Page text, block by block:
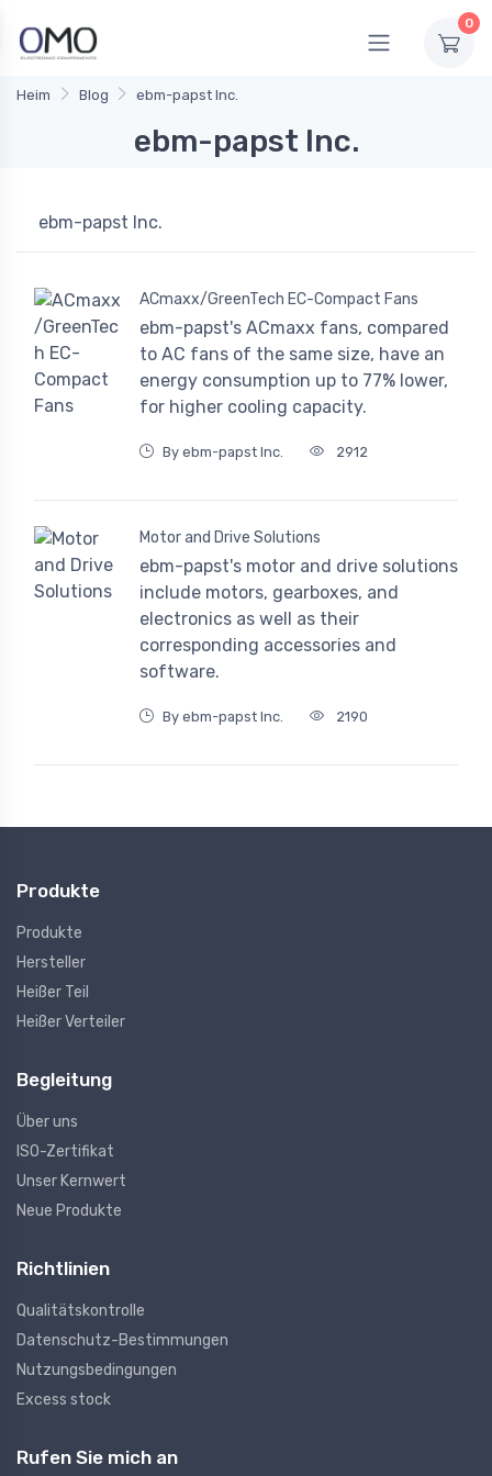
0
Heim Blog ebm-papst Inc.
ebm-papst Inc.
ebm-papst Inc.
ACmaxx/GreenTech EC-Compact Fans
ebm-papst's ACmaxx fans, compared
to AC fans of the same size, have an
energy consumption up to 77% lower,
for higher cooling capacity.
By ebm-papst Inc. 2912
Motor and Drive Solutions
ebm-papst's motor and drive solutions
include motors, gearboxes, and
electronics as well as their
corresponding accessories and
software.
By ebm-papst Inc. 2190
Produkte
Produkte
Hersteller
Heißer Teil
Heißer Verteiler
Begleitung
Über uns
ISO-Zertifikat
Unser Kernwert
Neue Produkte
Richtlinien
Qualitätskontrolle
Datenschutz-Bestimmungen
Nutzungsbedingungen
Excess stock
Rufen Sie mich an